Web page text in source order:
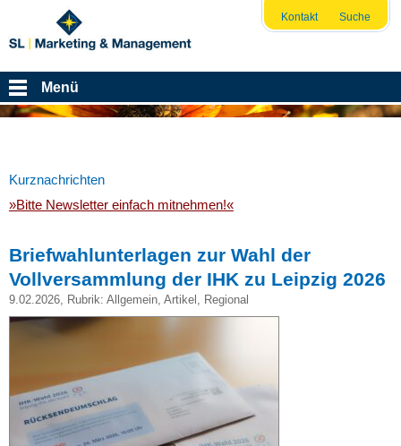
Kontakt Suche
Menü
Kurznachrichten
»Bitte Newsletter einfach mitnehmen!«
Briefwahlunterlagen zur Wahl der
Vollversammlung der IHK zu Leipzig 2026
9.02.2026, Rubrik: Allgemein, Artikel , Regional